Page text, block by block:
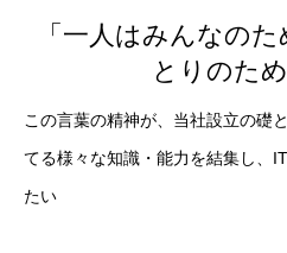
「一人はみんなの
とりのため
この言葉の精神が、当社設立の礎
てる様々な知識・能力を結集し、
たい